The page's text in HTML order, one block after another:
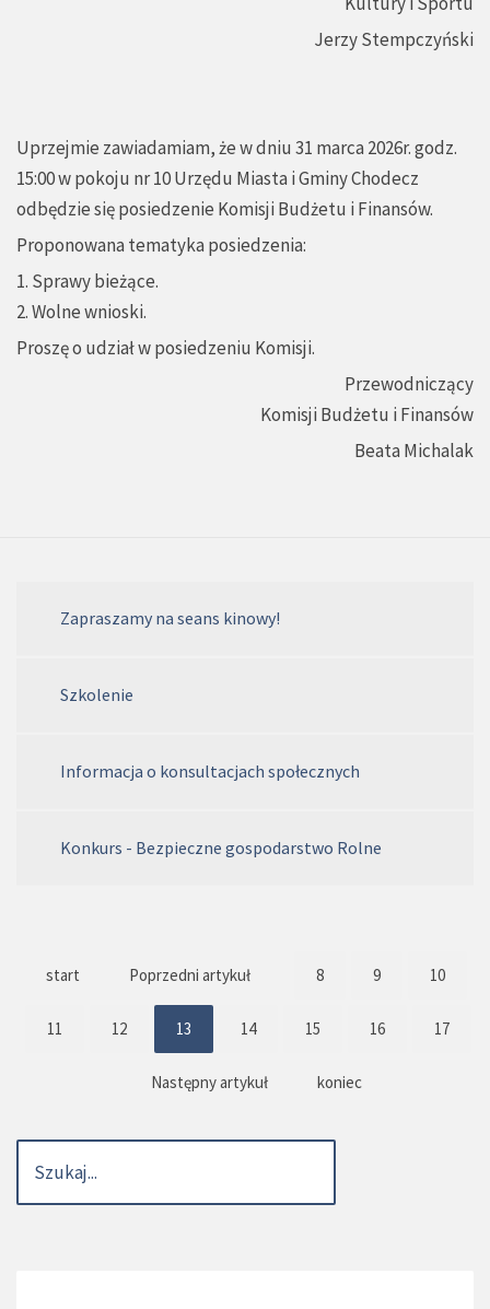
Jerzy Stempczyński
Uprzejmie zawiadamiam, że w dniu 31 marca 2026r. godz.
15:00 w pokoju nr 10 Urzędu Miasta i Gminy Chodecz
odbędzie się posiedzenie Komisji Budżetu i Finansów.
Proponowana tematyka posiedzenia:
1. Sprawy bieżące.
2. Wolne wnioski.
Proszę o udział w posiedzeniu Komisji.
Przewodniczący
Komisji Budżetu i Finansów
Beata Michalak
Zapraszamy na seans kinowy!
Szkolenie
Informacja o konsultacjach społecznych
Konkurs - Bezpieczne gospodarstwo Rolne
start Poprzedni artykuł 8 9 10
11 12 13 14 15 16 17
Następny artykuł koniec